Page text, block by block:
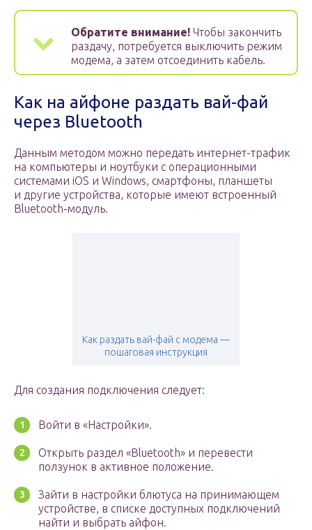
Обратите внимание! Чтобы закончить
раздачу, потребуется выключить режим
модема, а затем отсоединить кабель.
Как на айфоне раздать вай-фай
через Bluetooth
Данным методом можно передать интернет-трафик
на компьютеры и ноутбуки c операционными
системами iOS и Windows, смартфоны, планшеты
и другие устройства, которые имеют встроенный
Bluetooth-модуль.
Как раздать вай-фай с модема —
пошаговая инструкция
Для создания подключения следует:
Войти в «Настройки».
Открыть раздел «Bluetooth» и перевести
ползунок в активное положение.
Зайти в настройки блютуса на принимающем
устройстве, в списке доступных подключений
найти и выбрать айфон.